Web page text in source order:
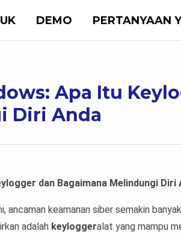
DEMO PERTANYAAN
Apa Itu
Diri Anda
dan Bagaimana Melindungi Diri
ancaman keamanan siber semakin
adalah keyloggeralat yang mampu